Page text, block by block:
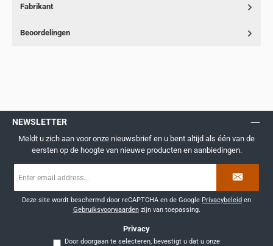
Fabrikant
Beoordelingen
NEWSLETTER
Meldt u zich aan voor onze nieuwsbrief en u bent altijd als één van de
eersten op de hoogte van nieuwe producten en aanbiedingen.
mailadres
Deze site wordt beschermd door reCAPTCHA en de Google Privacybeleid en
Gebruiksvoorwaardenzijn van toepassing.
Privacy
Door doorgaan te selecteren, bevestigt u dat u onze